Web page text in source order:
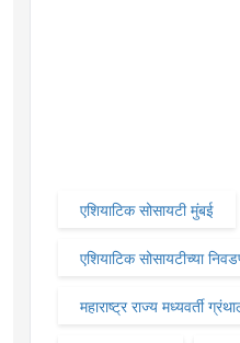
एशियाटिक सोसायटी मुंबई
एशियाटिक सोसायटीच्या
महाराष्ट्र राज्य मध्यवर्ती